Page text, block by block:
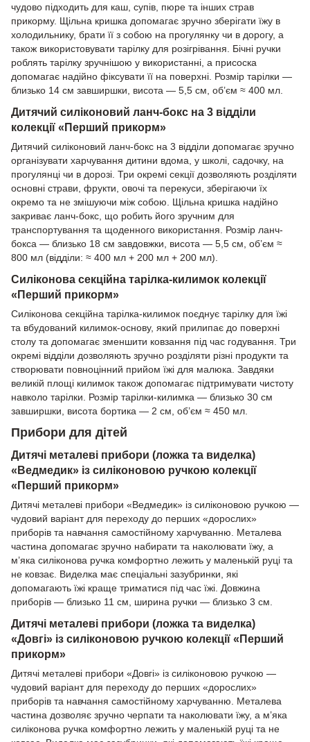
чудово підходить для каш, супів, пюре та інших страв
прикорму. Щільна кришка допомагає зручно зберігати їжу в
холодильнику, брати її з собою на прогулянку чи в дорогу, а
також використовувати тарілку для розігрівання. Бічні ручки
роблять тарілку зручнішою у використанні, а присоска
допомагає надійно фіксувати її на поверхні. Розмір тарілки —
близько 14 см завширшки, висота — 5,5 см, об’єм ≈ 400 мл.
Дитячий силіконовий ланч-бокс на 3 відділи
колекції «Перший прикорм»
Дитячий силіконовий ланч-бокс на 3 відділи допомагає зручно
організувати харчування дитини вдома, у школі, садочку, на
прогулянці чи в дорозі. Три окремі секції дозволяють розділяти
основні страви, фрукти, овочі та перекуси, зберігаючи їх
окремо та не змішуючи між собою. Щільна кришка надійно
закриває ланч-бокс, що робить його зручним для
транспортування та щоденного використання. Розмір ланч-
бокса — близько 18 см завдовжки, висота — 5,5 см, об’єм ≈
800 мл (відділи: ≈ 400 мл + 200 мл + 200 мл).
Силіконова секційна тарілка-килимок колекції
«Перший прикорм»
Силіконова секційна тарілка-килимок поєднує тарілку для їжі
та вбудований килимок-основу, який прилипає до поверхні
столу та допомагає зменшити ковзання під час годування. Три
окремі відділи дозволяють зручно розділяти різні продукти та
створювати повноцінний прийом їжі для малюка. Завдяки
великій площі килимок також допомагає підтримувати чистоту
навколо тарілки. Розмір тарілки-килимка — близько 30 см
завширшки, висота бортика — 2 см, об’єм ≈ 450 мл.
Прибори для дітей
Дитячі металеві прибори (ложка та виделка)
«Ведмедик» із силіконовою ручкою колекції
«Перший прикорм»
Дитячі металеві прибори «Ведмедик» із силіконовою ручкою —
чудовий варіант для переходу до перших «дорослих»
приборів та навчання самостійному харчуванню. Металева
частина допомагає зручно набирати та наколювати їжу, а
м’яка силіконова ручка комфортно лежить у маленькій руці та
не ковзає. Виделка має спеціальні зазубринки, які
допомагають їжі краще триматися під час їжі. Довжина
приборів — близько 11 см, ширина ручки — близько 3 см.
Дитячі металеві прибори (ложка та виделка)
«Довгі» із силіконовою ручкою колекції «Перший
прикорм»
Дитячі металеві прибори «Довгі» із силіконовою ручкою —
чудовий варіант для переходу до перших «дорослих»
приборів та навчання самостійному харчуванню. Металева
частина дозволяє зручно черпати та наколювати їжу, а м’яка
силіконова ручка комфортно лежить у маленькій руці та не